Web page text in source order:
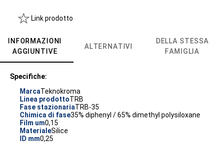
Link prodotto
INFORMAZIONI
AGGIUNTIVE
ALTERNATIVI
DELLA STESSA
FAMIGLIA
Specifiche:
MarcaTeknokroma
Linea prodottoTRB
Fase stazionariaTRB-35
Chimica di fase35% diphenyl / 65% dimethyl polysiloxane
Film um0,15
MaterialeSilice
ID mm0,25